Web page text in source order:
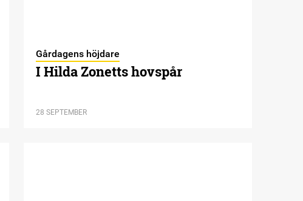
Gårdagens höjdare
I Hilda Zonetts hovspår
28 SEPTEMBER